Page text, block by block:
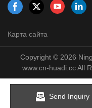
Карта сайта
Copyright © 2026
www.cn-huadi.cc All
Send Inquiry